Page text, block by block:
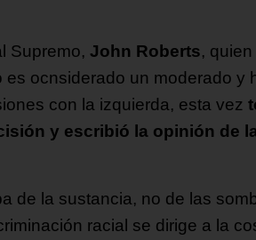
Supremo, John Roberts, quien
es ocnsiderado un moderado y
con la izquierda, esta vez
y escribió la opinión de
de la sustancia, no de las
racial se dirige a la